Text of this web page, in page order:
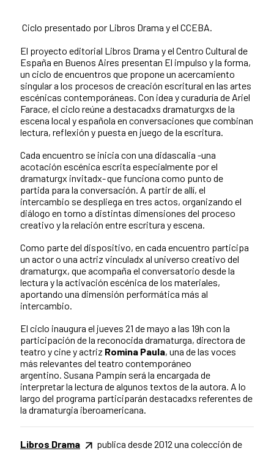
Ciclo presentado por Libros Drama y el CCEBA.
El proyecto editorial Libros Drama y el Centro Cultural de
España en Buenos Aires presentan El impulso y la forma,
un ciclo de encuentros que propone un acercamiento
singular a los procesos de creación escritural en las artes
escénicas contemporáneas. Con idea y curaduría de Ariel
Farace, el ciclo reúne a destacadxs dramaturgxs de la
escena local y española en conversaciones que combinan
lectura, reflexión y puesta en juego de la escritura.
Cada encuentro se inicia con una didascalia -una
acotación escénica escrita especialmente por el
dramaturgx invitadx- que funciona como punto de
partida para la conversación. A partir de allí, el
intercambio se despliega en tres actos, organizando el
diálogo en torno a distintas dimensiones del proceso
creativo y la relación entre escritura y escena.
Como parte del dispositivo, en cada encuentro participa
un actor o una actriz vinculadx al universo creativo del
dramaturgx, que acompaña el conversatorio desde la
lectura y la activación escénica de los materiales,
aportando una dimensión performática más al
intercambio.
El ciclo inaugura el jueves 21 de mayo a las 19h con la
participación de la reconocida dramaturga, directora de
teatro y cine y actriz Romina Paula, una de las voces
más relevantes del teatro contemporáneo
argentino. Susana Pampín será la encargada de
interpretar la lectura de algunos textos de la autora. A lo
largo del programa participarán destacadxs referentes de
la dramaturgia iberoamericana.
Libros Drama
publica desde 2012 una colección de